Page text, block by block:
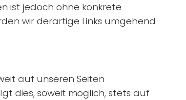
ist jedoch ohne konkrete
wir derartige Links umgehend
auf unseren Seiten
dies, soweit möglich, stets auf